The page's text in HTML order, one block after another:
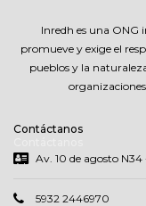
Inredh es una ONG
promueve y exige el
pueblos y la
Contáctanos
Av. 10 de agosto
5932 2446970